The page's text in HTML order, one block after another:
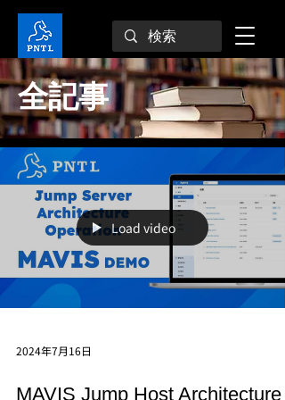
全記事
Load video
2024年7月16日
MAVIS Jump Host Architecture